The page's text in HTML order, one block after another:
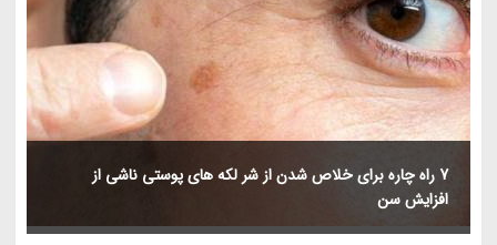
7 راه چاره برای خلاص شدن از شر لکه های پوستی ناشی از
افزایش سن